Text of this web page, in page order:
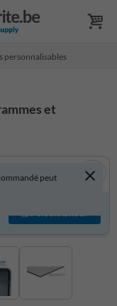
personnalisables
et
peut
Personnaliser